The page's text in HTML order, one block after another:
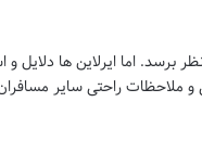
برسد. اما ایرلاین ها دلایل و
ملاحظات راحتی سایر